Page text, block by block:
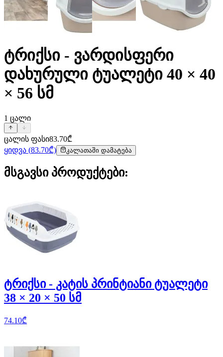
ტრიქსი - ვარდისფერი
დახურული ტუალეტი 40 × 40
× 56 სმ
1 ცალი
ცალის ფასი83.70₾
ყიდვა (83.70₾) კალათაში დამატება
მსგავსი პროდუქტები:
ტრიქსი - კატის პრინტიანი ტუალეტი
38 × 20 × 50 სმ
74.10₾